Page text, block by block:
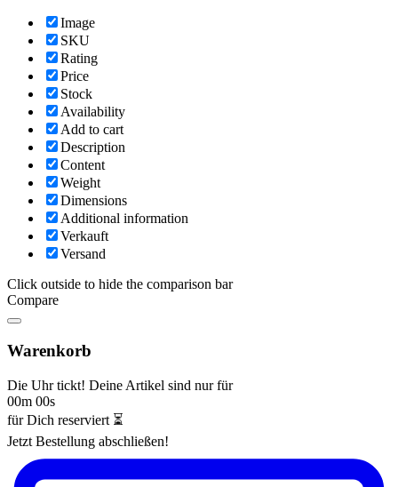
Image
SKU
Rating
Price
Stock
Availability
Add to cart
Description
Content
Weight
Dimensions
Additional information
Verkauft
Versand
Click outside to hide the comparison bar
Compare
Warenkorb
Die Uhr tickt! Deine Artikel sind nur für
00m 00s
für Dich reserviert ⏳
Jetzt Bestellung abschließen!